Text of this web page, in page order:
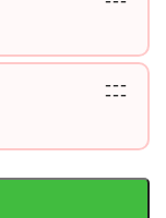
---
---